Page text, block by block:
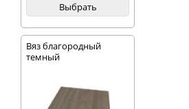
Выбрать
Вяз благородный
темный